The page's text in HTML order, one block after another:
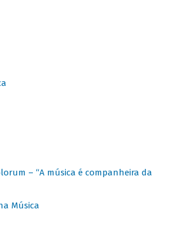
– “A música é companheira da
Música